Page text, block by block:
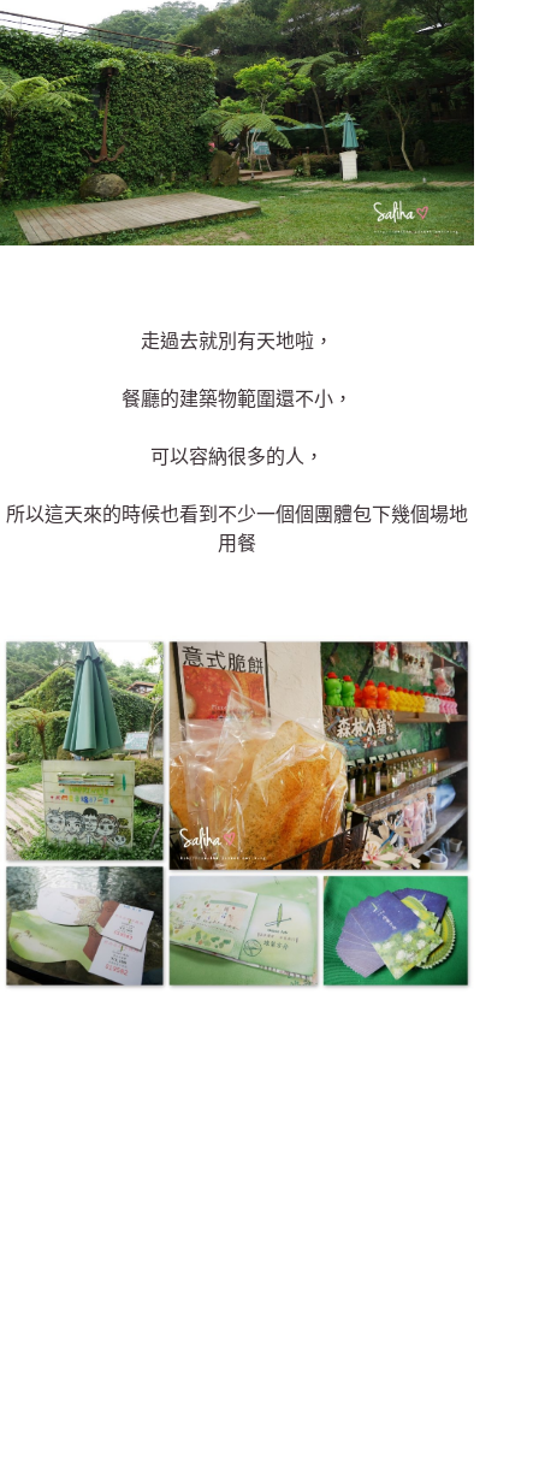
走過去就別有天地啦，
餐廳的建築物範圍還不小，
可以容納很多的人，
所以這天來的時候也看到不少一個個團體包下幾個場地
用餐